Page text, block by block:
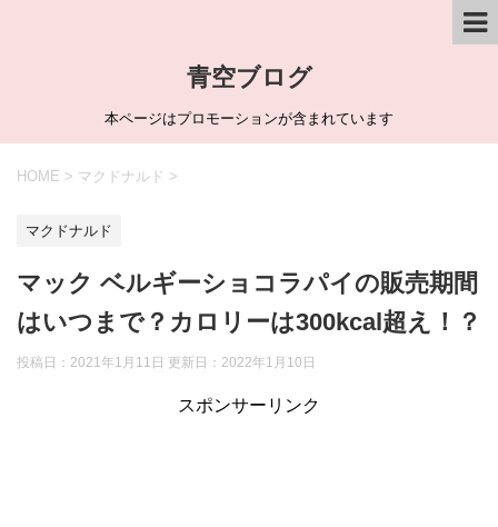
青空ブログ
本ページはプロモーションが含まれています
HOME > マクドナルド >
マクドナルド
マック ベルギーショコラパイの販売期間
はいつまで？カロリーは300kcal超え！？
投稿日：2021年1月11日 更新日： 2022年1月10日
スポンサーリンク